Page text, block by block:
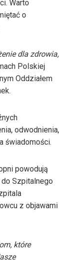
Warto
o
dla zdrowia,
Polskiej
Oddziałem
odwodnienia,
świadomości.
powodują
Szpitalnego
z objawami
które